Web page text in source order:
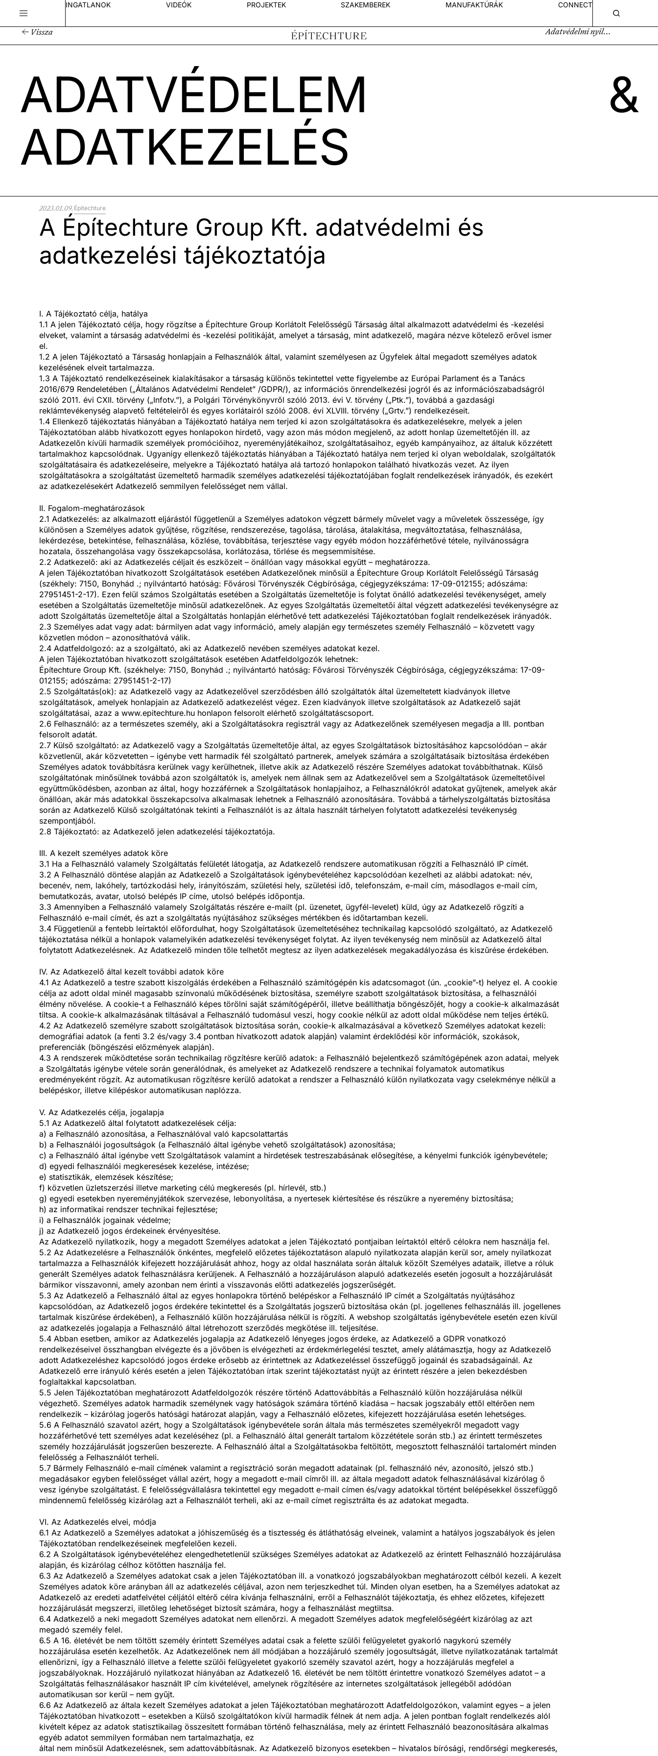
INGATLANOK VIDEÓK PROJEKTEK SZAKEMBEREK MANUFAKTÚRÁK CONNECT
Vissza Adatvédelmi nyilatkozat
ADATVÉDELEM
ADATKEZELÉS
&
2023.01.09. Építechture
A Építechture Group Kft. adatvédelmi és
adatkezelési tájékoztatója
I. A Tájékoztató célja, hatálya
1.1 A jelen Tájékoztató célja, hogy rögzítse a Építechture Group Korlátolt Felelősségű Társaság által alkalmazott adatvédelmi és -kezelési
elveket, valamint a társaság adatvédelmi és -kezelési politikáját, amelyet a társaság, mint adatkezelő, magára nézve kötelező erővel ismer
el.
1.2 A jelen Tájékoztató a Társaság honlapjain a Felhasználók által, valamint személyesen az Ügyfelek által megadott személyes adatok
kezelésének elveit tartalmazza.
1.3 A Tájékoztató rendelkezéseinek kialakításakor a társaság különös tekintettel vette figyelembe az Európai Parlament és a Tanács
2016/679 Rendeletében („Általános Adatvédelmi Rendelet” /GDPR/), az információs önrendelkezési jogról és az információszabadságról
szóló 2011. évi CXII. törvény („Infotv.”), a Polgári Törvénykönyvről szóló 2013. évi V. törvény („Ptk.”), továbbá a gazdasági
reklámtevékenység alapvető feltételeiről és egyes korlátairól szóló 2008. évi XLVIII. törvény („Grtv.”) rendelkezéseit.
1.4 Ellenkező tájékoztatás hiányában a Tájékoztató hatálya nem terjed ki azon szolgáltatásokra és adatkezelésekre, melyek a jelen
Tájékoztatóban alább hivatkozott egyes honlapokon hirdető, vagy azon más módon megjelenő, az adott honlap üzemeltetőjén ill. az
Adatkezelőn kívüli harmadik személyek promócióihoz, nyereményjátékaihoz, szolgáltatásaihoz, egyéb kampányaihoz, az általuk közzétett
tartalmakhoz kapcsolódnak. Ugyanígy ellenkező tájékoztatás hiányában a Tájékoztató hatálya nem terjed ki olyan weboldalak, szolgáltatók
szolgáltatásaira és adatkezeléseire, melyekre a Tájékoztató hatálya alá tartozó honlapokon található hivatkozás vezet. Az ilyen
szolgáltatásokra a szolgáltatást üzemeltető harmadik személyes adatkezelési tájékoztatójában foglalt rendelkezések irányadók, és ezekért
az adatkezelésekért Adatkezelő semmilyen felelősséget nem vállal.
II. Fogalom-meghatározások
2.1 Adatkezelés: az alkalmazott eljárástól függetlenül a Személyes adatokon végzett bármely művelet vagy a műveletek összessége, így
különösen a Személyes adatok gyűjtése, rögzítése, rendszerezése, tagolása, tárolása, átalakítása, megváltoztatása, felhasználása,
lekérdezése, betekintése, felhasználása, közlése, továbbítása, terjesztése vagy egyéb módon hozzáférhetővé tétele, nyilvánosságra
hozatala, összehangolása vagy összekapcsolása, korlátozása, törlése és megsemmisítése.
2.2 Adatkezelő: aki az Adatkezelés céljait és eszközeit – önállóan vagy másokkal együtt – meghatározza.
A jelen Tájékoztatóban hivatkozott Szolgáltatások esetében Adatkezelőnek minősül a Építechture Group Korlátolt Felelősségű Társaság
(székhely: 7150, Bonyhád .; nyilvántartó hatóság: Fővárosi Törvényszék Cégbírósága, cégjegyzékszáma: 17-09-012155; adószáma:
27951451-2-17). Ezen felül számos Szolgáltatás esetében a Szolgáltatás üzemeltetője is folytat önálló adatkezelési tevékenységet, amely
esetében a Szolgáltatás üzemeltetője minősül adatkezelőnek. Az egyes Szolgáltatás üzemeltetői által végzett adatkezelési tevékenységre az
adott Szolgáltatás üzemeltetője által a Szolgáltatás honlapján elérhetővé tett adatkezelési Tájékoztatóban foglalt rendelkezések irányadók.
2.3 Személyes adat vagy adat: bármilyen adat vagy információ, amely alapján egy természetes személy Felhasználó – közvetett vagy
közvetlen módon – azonosíthatóvá válik.
2.4 Adatfeldolgozó: az a szolgáltató, aki az Adatkezelő nevében személyes adatokat kezel.
A jelen Tájékoztatóban hivatkozott szolgáltatások esetében Adatfeldolgozók lehetnek:
Építechture Group Kft. (székhelye: 7150, Bonyhád .; nyilvántartó hatóság: Fővárosi Törvényszék Cégbírósága, cégjegyzékszáma: 17-09-
012155; adószáma: 27951451-2-17)
2.5 Szolgáltatás(ok): az Adatkezelő vagy az Adatkezelővel szerződésben álló szolgáltatók által üzemeltetett kiadványok illetve
szolgáltatások, amelyek honlapjain az Adatkezelő adatkezelést végez. Ezen kiadványok illetve szolgáltatások az Adatkezelő saját
szolgáltatásai, azaz a www.epitechture.hu honlapon felsorolt elérhető szolgáltatáscsoport.
2.6 Felhasználó: az a természetes személy, aki a Szolgáltatásokra regisztrál vagy az Adatkezelőnek személyesen megadja a III. pontban
felsorolt adatát.
2.7 Külső szolgáltató: az Adatkezelő vagy a Szolgáltatás üzemeltetője által, az egyes Szolgáltatások biztosításához kapcsolódóan – akár
közvetlenül, akár közvetetten – igénybe vett harmadik fél szolgáltató partnerek, amelyek számára a szolgáltatásaik biztosítása érdekében
Személyes adatok továbbításra kerülnek vagy kerülhetnek, illetve akik az Adatkezelő részére Személyes adatokat továbbíthatnak. Külső
szolgáltatónak minősülnek továbbá azon szolgáltatók is, amelyek nem állnak sem az Adatkezelővel sem a Szolgáltatások üzemeltetőivel
együttműködésben, azonban az által, hogy hozzáférnek a Szolgáltatások honlapjaihoz, a Felhasználókról adatokat gyűjtenek, amelyek akár
önállóan, akár más adatokkal összekapcsolva alkalmasak lehetnek a Felhasználó azonosítására. Továbbá a tárhelyszolgáltatás biztosítása
során az Adatkezelő Külső szolgáltatónak tekinti a Felhasználót is az általa használt tárhelyen folytatott adatkezelési tevékenység
szempontjából.
2.8 Tájékoztató: az Adatkezelő jelen adatkezelési tájékoztatója.
III. A kezelt személyes adatok köre
3.1 Ha a Felhasználó valamely Szolgáltatás felületét látogatja, az Adatkezelő rendszere automatikusan rögzíti a Felhasználó IP címét.
3.2 A Felhasználó döntése alapján az Adatkezelő a Szolgáltatások igénybevételéhez kapcsolódóan kezelheti az alábbi adatokat: név,
becenév, nem, lakóhely, tartózkodási hely, irányítószám, születési hely, születési idő, telefonszám, e-mail cím, másodlagos e-mail cím,
bemutatkozás, avatar, utolsó belépés IP címe, utolsó belépés időpontja.
3.3 Amennyiben a Felhasználó valamely Szolgáltatás részére e-mailt (pl. üzenetet, ügyfél-levelet) küld, úgy az Adatkezelő rögzíti a
Felhasználó e-mail címét, és azt a szolgáltatás nyújtásához szükséges mértékben és időtartamban kezeli.
3.4 Függetlenül a fentebb leírtaktól előfordulhat, hogy Szolgáltatások üzemeltetéséhez technikailag kapcsolódó szolgáltató, az Adatkezelő
tájékoztatása nélkül a honlapok valamelyikén adatkezelési tevékenységet folytat. Az ilyen tevékenység nem minősül az Adatkezelő által
folytatott Adatkezelésnek. Az Adatkezelő minden tőle telhetőt megtesz az ilyen adatkezelések megakadályozása és kiszűrése érdekében.
IV. Az Adatkezelő által kezelt további adatok köre
4.1 Az Adatkezelő a testre szabott kiszolgálás érdekében a Felhasználó számítógépén kis adatcsomagot (ún. „cookie”-t) helyez el. A cookie
célja az adott oldal minél magasabb színvonalú működésének biztosítása, személyre szabott szolgáltatások biztosítása, a felhasználói
élmény növelése. A cookie-t a Felhasználó képes törölni saját számítógépéről, illetve beállíthatja böngészőjét, hogy a cookie-k alkalmazását
tiltsa. A cookie-k alkalmazásának tiltásával a Felhasználó tudomásul veszi, hogy cookie nélkül az adott oldal működése nem teljes értékű.
4.2 Az Adatkezelő személyre szabott szolgáltatások biztosítása során, cookie-k alkalmazásával a következő Személyes adatokat kezeli:
demográfiai adatok (a fenti 3.2 és/vagy 3.4 pontban hivatkozott adatok alapján) valamint érdeklődési kör információk, szokások,
preferenciák (böngészési előzmények alapján).
4.3 A rendszerek működtetése során technikailag rögzítésre kerülő adatok: a Felhasználó bejelentkező számítógépének azon adatai, melyek
a Szolgáltatás igénybe vétele során generálódnak, és amelyeket az Adatkezelő rendszere a technikai folyamatok automatikus
eredményeként rögzít. Az automatikusan rögzítésre kerülő adatokat a rendszer a Felhasználó külön nyilatkozata vagy cselekménye nélkül a
belépéskor, illetve kilépéskor automatikusan naplózza.
V. Az Adatkezelés célja, jogalapja
5.1 Az Adatkezelő által folytatott adatkezelések célja:
a) a Felhasználó azonosítása, a Felhasználóval való kapcsolattartás
b) a Felhasználói jogosultságok (a Felhasználó által igénybe vehető szolgáltatások) azonosítása;
c) a Felhasználó által igénybe vett Szolgáltatások valamint a hirdetések testreszabásának elősegítése, a kényelmi funkciók igénybevétele;
d) egyedi felhasználói megkeresések kezelése, intézése;
e) statisztikák, elemzések készítése;
f) közvetlen üzletszerzési illetve marketing célú megkeresés (pl. hírlevél, stb.)
g) egyedi esetekben nyereményjátékok szervezése, lebonyolítása, a nyertesek kiértesítése és részükre a nyeremény biztosítása;
h) az informatikai rendszer technikai fejlesztése;
i) a Felhasználók jogainak védelme;
j) az Adatkezelő jogos érdekeinek érvényesítése.
Az Adatkezelő nyilatkozik, hogy a megadott Személyes adatokat a jelen Tájékoztató pontjaiban leírtaktól eltérő célokra nem használja fel.
5.2 Az Adatkezelésre a Felhasználók önkéntes, megfelelő előzetes tájékoztatáson alapuló nyilatkozata alapján kerül sor, amely nyilatkozat
tartalmazza a Felhasználók kifejezett hozzájárulását ahhoz, hogy az oldal használata során általuk közölt Személyes adataik, illetve a róluk
generált Személyes adatok felhasználásra kerüljenek. A Felhasználó a hozzájáruláson alapuló adatkezelés esetén jogosult a hozzájárulását
bármikor visszavonni, amely azonban nem érinti a visszavonás előtti adatkezelés jogszerűségét.
5.3 Az Adatkezelő a Felhasználó által az egyes honlapokra történő belépéskor a Felhasználó IP címét a Szolgáltatás nyújtásához
kapcsolódóan, az Adatkezelő jogos érdekére tekintettel és a Szolgáltatás jogszerű biztosítása okán (pl. jogellenes felhasználás ill. jogellenes
tartalmak kiszűrése érdekében), a Felhasználó külön hozzájárulása nélkül is rögzíti. A webshop szolgáltatás igénybevétele esetén ezen kívül
az adatkezelés jogalapja a Felhasználó által létrehozott szerződés megkötése ill. teljesítése.
5.4 Abban esetben, amikor az Adatkezelés jogalapja az Adatkezelő lényeges jogos érdeke, az Adatkezelő a GDPR vonatkozó
rendelkezéseivel összhangban elvégezte és a jövőben is elvégezheti az érdekmérlegelési tesztet, amely alátámasztja, hogy az Adatkezelő
adott Adatkezeléshez kapcsolódó jogos érdeke erősebb az érintettnek az Adatkezeléssel összefüggő jogainál és szabadságainál. Az
Adatkezelő erre irányuló kérés esetén a jelen Tájékoztatóban írtak szerint tájékoztatást nyújt az érintett részére a jelen bekezdésben
foglaltakkal kapcsolatban.
5.5 Jelen Tájékoztatóban meghatározott Adatfeldolgozók részére történő Adattovábbítás a Felhasználó külön hozzájárulása nélkül
végezhető. Személyes adatok harmadik személynek vagy hatóságok számára történő kiadása – hacsak jogszabály ettől eltérően nem
rendelkezik – kizárólag jogerős hatósági határozat alapján, vagy a Felhasználó előzetes, kifejezett hozzájárulása esetén lehetséges.
5.6 A Felhasználó szavatol azért, hogy a Szolgáltatások igénybevétele során általa más természetes személyekről megadott vagy
hozzáférhetővé tett személyes adat kezeléséhez (pl. a Felhasználó által generált tartalom közzététele során stb.) az érintett természetes
személy hozzájárulását jogszerűen beszerezte. A Felhasználó által a Szolgáltatásokba feltöltött, megosztott felhasználói tartalomért minden
felelősség a Felhasználót terheli.
5.7 Bármely Felhasználó e-mail címének valamint a regisztráció során megadott adatainak (pl. felhasználó név, azonosító, jelszó stb.)
megadásakor egyben felelősséget vállal azért, hogy a megadott e-mail címről ill. az általa megadott adatok felhasználásával kizárólag ő
vesz igénybe szolgáltatást. E felelősségvállalásra tekintettel egy megadott e-mail címen és/vagy adatokkal történt belépésekkel összefüggő
mindennemű felelősség kizárólag azt a Felhasználót terheli, aki az e-mail címet regisztrálta és az adatokat megadta.
VI. Az Adatkezelés elvei, módja
6.1 Az Adatkezelő a Személyes adatokat a jóhiszeműség és a tisztesség és átláthatóság elveinek, valamint a hatályos jogszabályok és jelen
Tájékoztatóban rendelkezéseinek megfelelően kezeli.
6.2 A Szolgáltatások igénybevételéhez elengedhetetlenül szükséges Személyes adatokat az Adatkezelő az érintett Felhasználó hozzájárulása
alapján, és kizárólag célhoz kötötten használja fel.
6.3 Az Adatkezelő a Személyes adatokat csak a jelen Tájékoztatóban ill. a vonatkozó jogszabályokban meghatározott célból kezeli. A kezelt
Személyes adatok köre arányban áll az adatkezelés céljával, azon nem terjeszkedhet túl. Minden olyan esetben, ha a Személyes adatokat az
Adatkezelő az eredeti adatfelvétel céljától eltérő célra kívánja felhasználni, erről a Felhasználót tájékoztatja, és ehhez előzetes, kifejezett
hozzájárulását megszerzi, illetőleg lehetőséget biztosít számára, hogy a felhasználást megtiltsa.
6.4 Adatkezelő a neki megadott Személyes adatokat nem ellenőrzi. A megadott Személyes adatok megfelelőségéért kizárólag az azt
megadó személy felel.
6.5 A 16. életévét be nem töltött személy érintett Személyes adatai csak a felette szülői felügyeletet gyakorló nagykorú személy
hozzájárulása esetén kezelhetők. Az Adatkezelőnek nem áll módjában a hozzájáruló személy jogosultságát, illetve nyilatkozatának tartalmát
ellenőrizni, így a Felhasználó illetve a felette szülői felügyeletet gyakorló személy szavatol azért, hogy a hozzájárulás megfelel a
jogszabályoknak. Hozzájáruló nyilatkozat hiányában az Adatkezelő 16. életévét be nem töltött érintettre vonatkozó Személyes adatot – a
Szolgáltatás felhasználásakor használt IP cím kivételével, amelynek rögzítésére az internetes szolgáltatások jellegéből adódóan
automatikusan sor kerül – nem gyűjt.
6.6 Az Adatkezelő az általa kezelt Személyes adatokat a jelen Tájékoztatóban meghatározott Adatfeldolgozókon, valamint egyes – a jelen
Tájékoztatóban hivatkozott – esetekben a Külső szolgáltatókon kívül harmadik félnek át nem adja. A jelen pontban foglalt rendelkezés alól
kivételt képez az adatok statisztikailag összesített formában történő felhasználása, mely az érintett Felhasználó beazonosítására alkalmas
egyéb adatot semmilyen formában nem tartalmazhatja, ez
által nem minősül Adatkezelésnek, sem adattovábbításnak. Az Adatkezelő bizonyos esetekben – hivatalos bírósági, rendőrségi megkeresés,